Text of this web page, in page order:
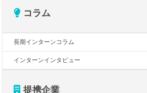
コラム
長期インターンコラム
インターンインタビュー
提携企業